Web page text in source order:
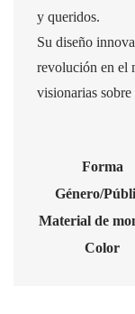
y queridos.
Su diseño
revolución en el
visionarias
Forma
Género/
Material de
Color